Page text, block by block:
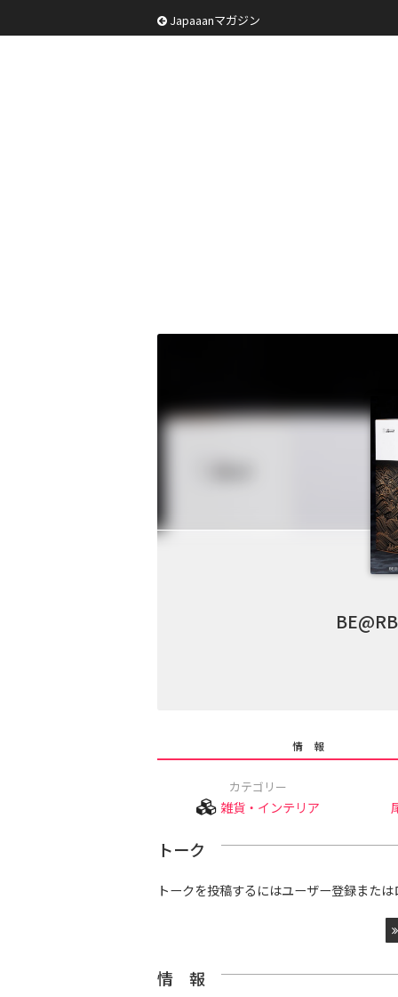
Japaaanマガジン
情 報
カテゴリー
雑貨・インテリア
トーク
トークを投稿するにはユーザー登録または
情 報